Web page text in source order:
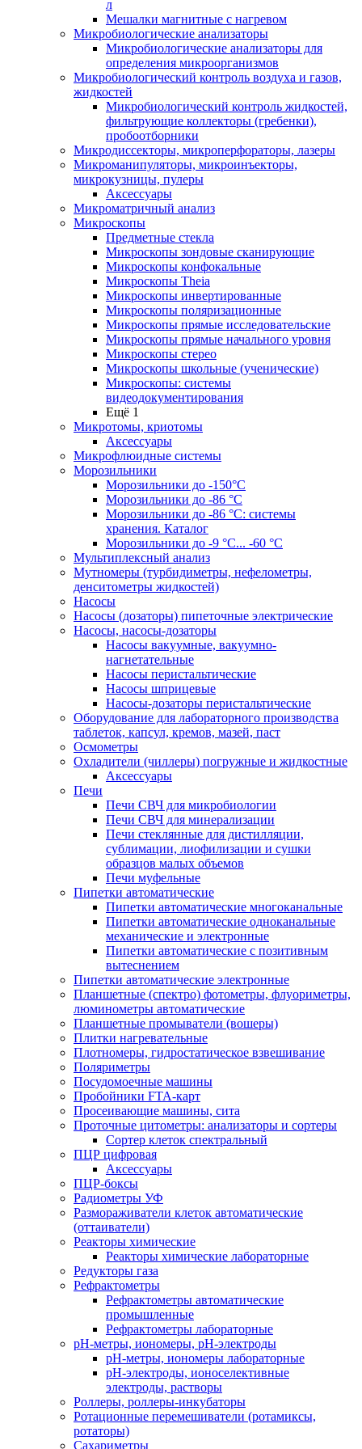
л
Мешалки магнитные с нагревом
Микробиологические анализаторы
Микробиологические анализаторы для
определения микроорганизмов
Микробиологический контроль воздуха и газов,
жидкостей
Микробиологический контроль жидкостей,
фильтрующие коллекторы (гребенки),
пробоотборники
Микродиссекторы, микроперфораторы, лазеры
Микроманипуляторы, микроинъекторы,
микрокузницы, пулеры
Аксессуары
Микроматричный анализ
Микроскопы
Предметные стекла
Микроскопы зондовые сканирующие
Микроскопы конфокальные
Микроскопы Theia
Микроскопы инвертированные
Микроскопы поляризационные
Микроскопы прямые исследовательские
Микроскопы прямые начального уровня
Микроскопы стерео
Микроскопы школьные (ученические)
Микроскопы: системы
видеодокументирования
Ещё 1
Микротомы, криотомы
Аксессуары
Микрофлюидные системы
Морозильники
Морозильники до -150°С
Морозильники до -86 °C
Морозильники до -86 °C: системы
хранения. Каталог
Морозильники до -9 °C... -60 °C
Мультиплексный анализ
Мутномеры (турбидиметры, нефелометры,
денситометры жидкостей)
Насосы
Насосы (дозаторы) пипеточные электрические
Насосы, насосы-дозаторы
Насосы вакуумные, вакуумно-
нагнетательные
Насосы перистальтические
Насосы шприцевые
Насосы-дозаторы перистальтические
Оборудование для лабораторного производства
таблеток, капсул, кремов, мазей, паст
Осмометры
Охладители (чиллеры) погружные и жидкостные
Аксессуары
Печи
Печи СВЧ для микробиологии
Печи СВЧ для минерализации
Печи стеклянные для дистилляции,
сублимации, лиофилизации и сушки
образцов малых объемов
Печи муфельные
Пипетки автоматические
Пипетки автоматические многоканальные
Пипетки автоматические одноканальные
механические и электронные
Пипетки автоматические с позитивным
вытеснением
Пипетки автоматические электронные
Планшетные (спектро) фотометры, флуориметры,
люминометры автоматические
Планшетные промыватели (вошеры)
Плитки нагревательные
Плотномеры, гидростатическое взвешивание
Поляриметры
Посудомоечные машины
Пробойники FTA-карт
Просеивающие машины, сита
Проточные цитометры: анализаторы и сортеры
Сортер клеток спектральный
ПЦР цифровая
Аксессуары
ПЦР-боксы
Радиометры УФ
Размораживатели клеток автоматические
(оттаиватели)
Реакторы химические
Реакторы химические лабораторные
Редукторы газа
Рефрактометры
Рефрактометры автоматические
промышленные
Рефрактометры лабораторные
рН-метры, иономеры, рН-электроды
рН-метры, иономеры лабораторные
рН-электроды, ионоселективные
электроды, растворы
Роллеры, роллеры-инкубаторы
Ротационные перемешиватели (ротамиксы,
ротаторы)
Сахариметры